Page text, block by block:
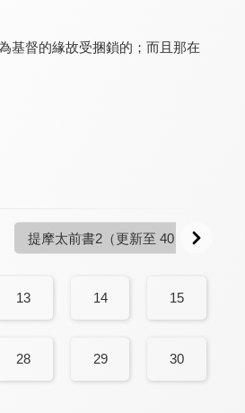
48 集 更新至第 6 集
基督的緣故受捆鎖的；而且那在
提摩太前書2 （更新至 40 集）
13 14 15
28 29 30